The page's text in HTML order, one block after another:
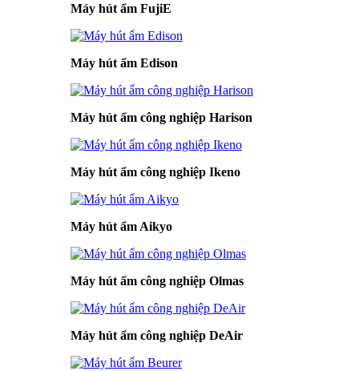
Máy hút ẩm FujiE
Máy hút ẩm Edison
Máy hút ẩm công nghiệp Harison
Máy hút ẩm công nghiệp Ikeno
Máy hút ẩm Aikyo
Máy hút ẩm công nghiệp Olmas
Máy hút ẩm công nghiệp DeAir